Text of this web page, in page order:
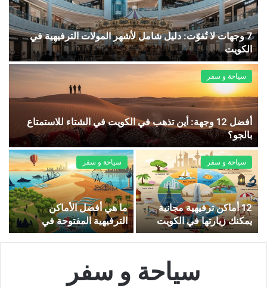
7 وجهات لا تُفوّت: دليل شامل لأشهر المولات الترفيهية في
الكويت
سياحة و سفر
أفضل 12 وجهة: أين تذهب في الكويت في الشتاء للاستمتاع
بالجو؟
سياحة و سفر
12 أماكن ترفيهية مجانية
يمكنك زيارتها في الكويت
اليوم
سياحة و سفر
ما هي أفضل الأماكن
الترفيهية المفتوحة في
الكويت؟
سياحة و سفر